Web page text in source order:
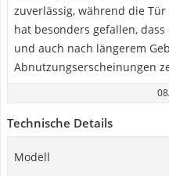
zuverlässig, während die
hat besonders gefallen,
und auch nach längerem
Abnutzungserscheinungen
Technische Details
Modell